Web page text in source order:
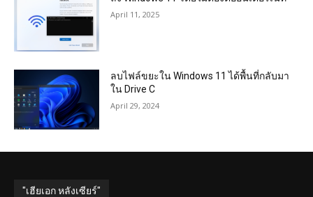
April 11, 2025
ลบไฟล์ขยะใน Windows 11 ได้พื้นที่กลับมา
ใน Drive C
April 29, 2024
"เฮียเอก หลังเซียร์"